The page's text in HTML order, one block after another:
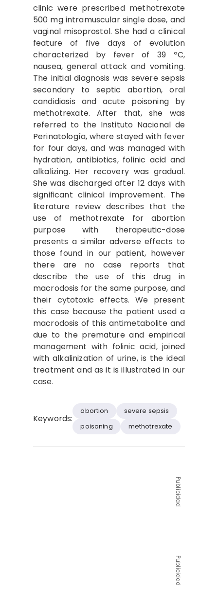
clinic were prescribed methotrexate
500 mg intramuscular single dose, and
vaginal misoprostol. She had a clinical
feature of five days of evolution
characterized by fever of 39 ºC,
nausea, general attack and vomiting.
The initial diagnosis was severe sepsis
secondary to septic abortion, oral
candidiasis and acute poisoning by
methotrexate. After that, she was
referred to the Instituto Nacional de
Perinatología, where stayed with fever
for four days, and was managed with
hydration, antibiotics, folinic acid and
alkalizing. Her recovery was gradual.
She was discharged after 12 days with
significant clinical improvement. The
literature review describes that the
use of methotrexate for abortion
purpose with therapeutic-dose
presents a similar adverse effects to
those found in our patient, however
there are no case reports that
describe the use of this drug in
macrodosis for the same purpose, and
their cytotoxic effects. We present
this case because the patient used a
macrodosis of this antimetabolite and
due to the premature and empirical
management with folinic acid, joined
with alkalinization of urine, is the ideal
treatment and as it is illustrated in our
case.
Keywords:
abortion
severe sepsis
poisoning
methotrexate
Publicidad
Publicidad